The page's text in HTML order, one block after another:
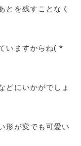
とを残すことなく
いますからね( *
どにいかがでしょ
形が変でも可愛い